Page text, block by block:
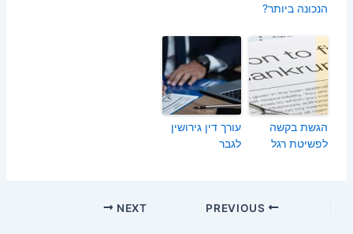
הנכונה ביותר?
הגשת בקשה
לפשיטת רגל
עורך דין גירושין
לגבר
NEXT